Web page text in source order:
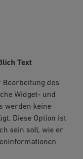
Text
des
Widget- und
werden keine
Diese Option ist
sein soll, wie er